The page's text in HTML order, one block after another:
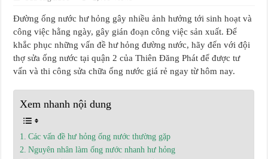
Đường ống nước hư hỏng gây nhiều ảnh hưởng tới sinh hoạt và
công việc hằng ngày, gây gián đoạn công việc sản xuất. Để
khắc phục những vấn đề hư hỏng đường nước, hãy đến với đội
thợ sửa ống nước tại quận 2 của Thiên Đăng Phát để được tư
vấn và thi công sửa chữa ống nước giá rẻ ngay từ hôm nay.
Xem nhanh nội dung
Các vấn đề hư hỏng ống nước thường gặp
Nguyên nhân làm ống nước nhanh hư hỏng